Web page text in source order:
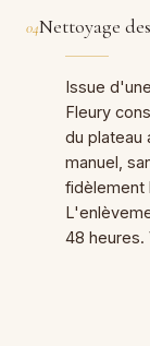
04Nettoyage
Issue
Fleury
du plateau
manuel,
fidèlement
48 heures.